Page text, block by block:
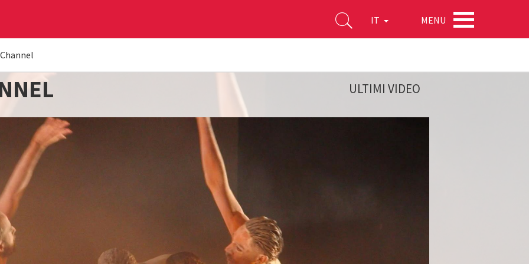
IT MENU
ULTIMI VIDEO